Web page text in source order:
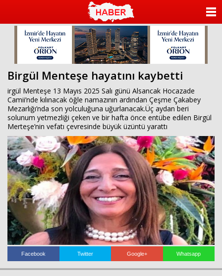
Birgül Menteşe hayatını kaybetti
irgül Menteşe 13 Mayıs 2025 Salı günü Alsancak Hocazade
Camii’nde kılınacak öğle namazının ardından Çeşme Çakabey
Mezarlığı’nda son yolculuğuna uğurlanacak.Üç aydan beri
solunum yetmezliği çeken ve bir hafta önce entübe edilen Birgül
Merteşe’nin vefatı çevresinde büyük üzüntü yarattı
Facebook Twitter Google+ Whatsapp
KATEGORİLER
YAZARLAR
ANKETLER
FOTO GALERİ
KÜNYE
İLETİŞİM
Haberin Doğru Adresi.